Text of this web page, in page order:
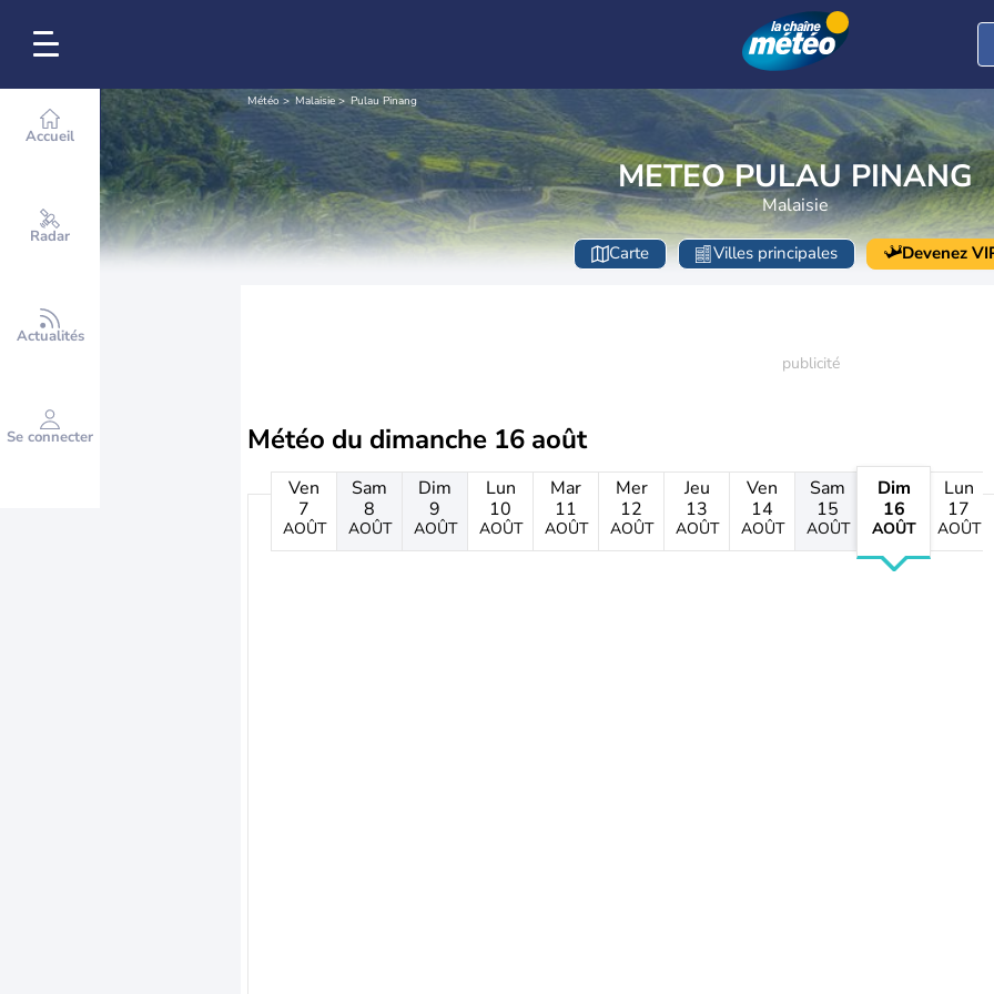
Accueil
Radar
Actualités
Se connecter
Météo Malaisie Pulau Pinang
METEO PULAU PINANG
Malaisie
Carte Villes principales Devenez
Météo du dimanche 16 août
Ven
7
AOÛT
Sam
8
AOÛT
Dim
9
AOÛT
Lun
10
AOÛT
Mar
11
AOÛT
Mer
12
AOÛT
Jeu
13
AOÛT
Ven
14
AOÛT
Sam
15
AOÛT
Dim
16
AOÛT
Lun
17
AOÛT